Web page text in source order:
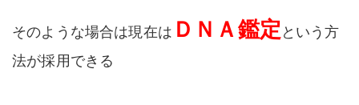
そのような場合は現在は ＤＮＡ鑑定という方
法が採用できる